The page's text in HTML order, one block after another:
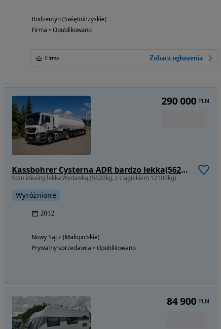
Bodzentyn (Świętokrzyskie)
Firma • Opublikowano
Firma Zobacz ogłoszenia
Kassbohrer Cysterna ADR bardzo lekka(5620kg) 5 Komorowa Wydawką
Stan idealny,lekka,Wydawką,(5620kg, z ciągnikiem 12100kg)
Wyróżnione
2012
Nowy Sącz (Małopolskie)
Prywatny sprzedawca • Opublikowano
290 000 PLN
84 900 PLN